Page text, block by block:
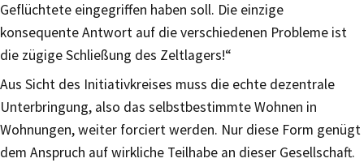
Geflüchtete eingegriffen haben soll. Die einzige
konsequente Antwort auf die verschiedenen Probleme ist
die zügige Schließung des Zeltlagers!“
Aus Sicht des Initiativkreises muss die echte dezentrale
Unterbringung, also das selbstbestimmte Wohnen in
Wohnungen, weiter forciert werden. Nur diese Form genügt
dem Anspruch auf wirkliche Teilhabe an dieser Gesellschaft.